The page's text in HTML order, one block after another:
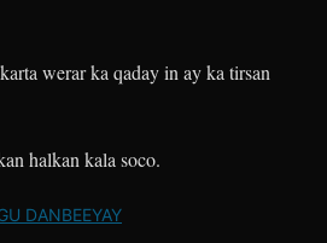
werar ka qaday in ay ka tirsan
halkan kala soco.
DANBEEYAY